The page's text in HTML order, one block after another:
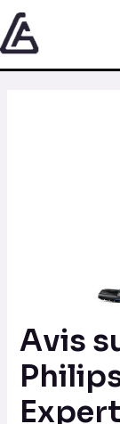
Aller
au
contenu
Avis